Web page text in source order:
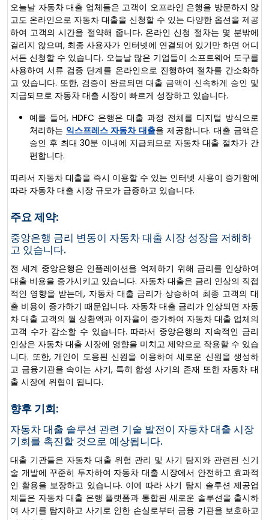
오늘날 자동차 대출 업체들은 고객이 오프라인 은행을 방문하지 않
고도 온라인으로 자동차 대출을 신청할 수 있는 다양한 옵션을 제공
하여 고객의 시간을 절약해 줍니다. 온라인 신청 절차는 몇 분밖에
걸리지 않으며, 최종 사용자가 인터넷에 연결되어 있기만 하면 어디
서든 신청할 수 있습니다. 오늘날 많은 기업들이 소프트웨어 도구를
사용하여 서류 검증 단계를 온라인으로 진행하여 절차를 간소화하
고 있습니다. 또한, 검증이 완료되면 대출 금액이 신속하게 승인 및
지급되므로 자동차 대출 시장이 빠르게 성장하고 있습니다.
예를 들어, HDFC 은행은 대출 과정 전체를 디지털 방식으로
처리하는 익스프레스 자동차 대출을 제공합니다. 대출 금액은
승인 후 최대 30분 이내에 지급되므로 자동차 대출 절차가 간
편합니다.
따라서 자동차 대출을 즉시 이용할 수 있는 인터넷 사용이 증가함에
따라 자동차 대출 시장 규모가 급증하고 있습니다.
주요 제약:
중앙은행 금리 변동이 자동차 대출 시장 성장을 저해하
고 있습니다.
전 세계 중앙은행은 인플레이션을 억제하기 위해 금리를 인상하여
대출 비용을 증가시키고 있습니다. 자동차 대출은 금리 인상의 직접
적인 영향을 받는데, 자동차 대출 금리가 상승하여 최종 고객의 대
출 비용이 증가하기 때문입니다. 자동차 대출 금리가 인상되면 자동
차 대출 고객의 월 상환액과 이자율이 증가하여 자동차 대출 업체의
고객 수가 감소할 수 있습니다. 따라서 중앙은행의 지속적인 금리
인상은 자동차 대출 시장에 영향을 미치고 제약으로 작용할 수 있습
니다. 또한, 개인이 도용된 신원을 이용하여 새로운 신원을 생성하
고 금융기관을 속이는 사기, 특히 합성 사기의 존재 또한 자동차 대
출 시장에 위협이 됩니다.
향후 기회:
자동차 대출 솔루션 관련 기술 발전이 자동차 대출 시장
기회를 촉진할 것으로 예상됩니다.
대출 기관들은 자동차 대출 위험 관리 및 사기 탐지와 관련된 신기
술 개발에 꾸준히 투자하여 자동차 대출 시장에서 안전하고 효과적
인 활용을 보장하고 있습니다. 이에 따라 사기 탐지 솔루션 제공업
체들은 자동차 대출 은행 플랫폼과 통합된 새로운 솔루션을 출시하
여 사기를 탐지하고 사기로 인한 손실로부터 금융 기관을 보호하고